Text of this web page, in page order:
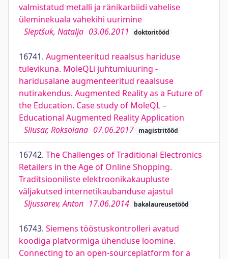
valmistatud metalli ja ränikarbiidi vahelise
üleminekuala vahekihi uurimine
Sleptšuk, Natalja 03.06.2011 doktoritööd
16741. Augmenteeritud reaalsus hariduse
tulevikuna. MoleQLi juhtumiuuring -
haridusalane augmenteeritud reaalsuse
nutirakendus. Augmented Reality as a Future of
the Education. Case study of MoleQL –
Educational Augmented Reality Application
Sliusar, Roksolana 07.06.2017 magistritööd
16742. The Challenges of Traditional Electronics
Retailers in the Age of Online Shopping.
Traditsiooniliste elektroonikakaupluste
väljakutsed internetikaubanduse ajastul
Sljussarev, Anton 17.06.2014 bakalaureusetööd
16743. Siemens tööstuskontrolleri avatud
koodiga platvormiga ühenduse loomine.
Connecting to an open-sourceplatform for a